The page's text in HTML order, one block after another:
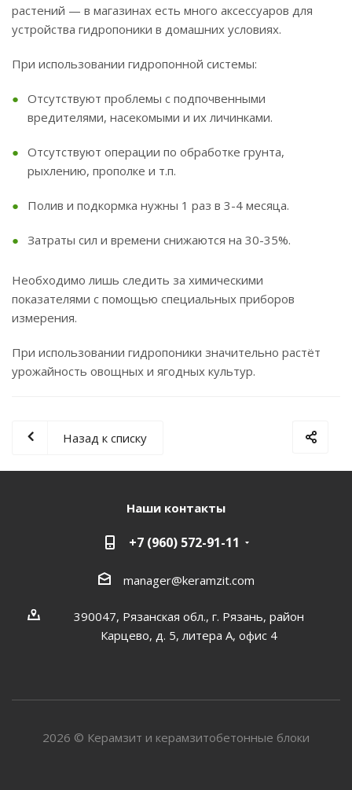
растений — в магазинах есть много аксессуаров для
устройства гидропоники в домашних условиях.
При использовании гидропонной системы:
Отсутствуют проблемы с подпочвенными
вредителями, насекомыми и их личинками.
Отсутствуют операции по обработке грунта,
рыхлению, прополке и т.п.
Полив и подкормка нужны 1 раз в 3-4 месяца.
Затраты сил и времени снижаются на 30-35%.
Необходимо лишь следить за химическими
показателями с помощью специальных приборов
измерения.
При использовании гидропоники значительно растёт
урожайность овощных и ягодных культур.
Назад к списку
Наши контакты
+7 (960) 572-91-11
manager@keramzit.com
390047, Рязанская обл., г. Рязань, район
Карцево, д. 5, литера А, офис 4
2026 © Керамзит и керамзитобетонные блоки